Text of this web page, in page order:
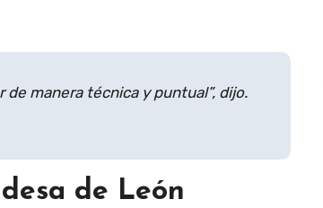
manera técnica y puntual”, dijo.
de León